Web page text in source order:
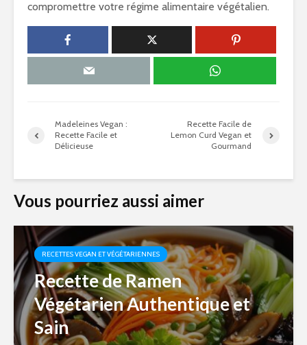
compromettre votre régime alimentaire végétalien.
Madeleines Vegan :
Recette Facile et
Délicieuse
Recette Facile de
Lemon Curd Vegan et
Gourmand
Vous pourriez aussi aimer
RECETTES VEGAN ET VÉGÉTARIENNES
Recette de Ramen
Végétarien Authentique et
Sain